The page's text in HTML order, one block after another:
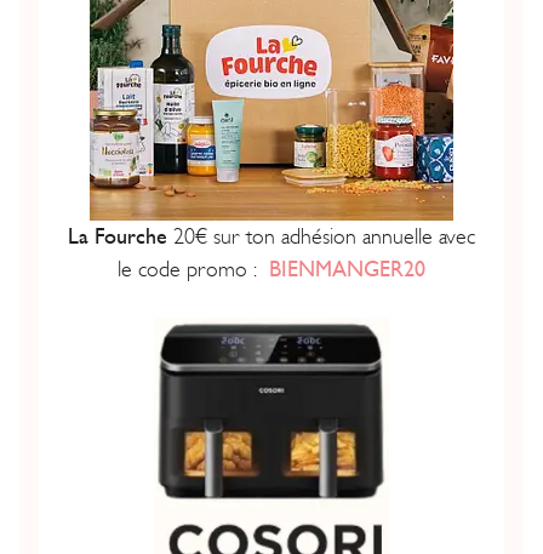
La Fourche 20€ sur ton adhésion annuelle avec
le code promo :
BIENMANGER20